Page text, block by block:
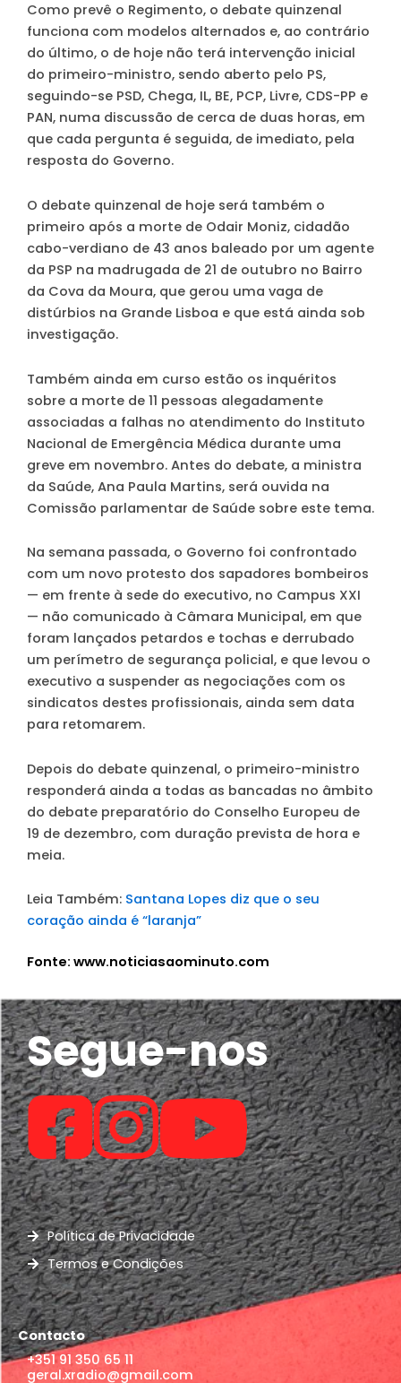
Como prevê o Regimento, o debate quinzenal
funciona com modelos alternados e, ao contrário
do último, o de hoje não terá intervenção inicial
do primeiro-ministro, sendo aberto pelo PS,
seguindo-se PSD, Chega, IL, BE, PCP, Livre, CDS-PP e
PAN, numa discussão de cerca de duas horas, em
que cada pergunta é seguida, de imediato, pela
resposta do Governo.
O debate quinzenal de hoje será também o
primeiro após a morte de Odair Moniz, cidadão
cabo-verdiano de 43 anos baleado por um agente
da PSP na madrugada de 21 de outubro no Bairro
da Cova da Moura, que gerou uma vaga de
distúrbios na Grande Lisboa e que está ainda sob
investigação.
Também ainda em curso estão os inquéritos
sobre a morte de 11 pessoas alegadamente
associadas a falhas no atendimento do Instituto
Nacional de Emergência Médica durante uma
greve em novembro. Antes do debate, a ministra
da Saúde, Ana Paula Martins, será ouvida na
Comissão parlamentar de Saúde sobre este tema.
Na semana passada, o Governo foi confrontado
com um novo protesto dos sapadores bombeiros
— em frente à sede do executivo, no Campus XXI
— não comunicado à Câmara Municipal, em que
foram lançados petardos e tochas e derrubado
um perímetro de segurança policial, e que levou o
executivo a suspender as negociações com os
sindicatos destes profissionais, ainda sem data
para retomarem.
Depois do debate quinzenal, o primeiro-ministro
responderá ainda a todas as bancadas no âmbito
do debate preparatório do Conselho Europeu de
19 de dezembro, com duração prevista de hora e
meia.
Leia Também: Santana Lopes diz que o seu
coração ainda é “laranja”
Fonte: www.noticiasaominuto.com
Segue-nos
Política de Privacidade
Termos e Condições
Contacto
+351 91 350 65 11
geral.xradio@gmail.com